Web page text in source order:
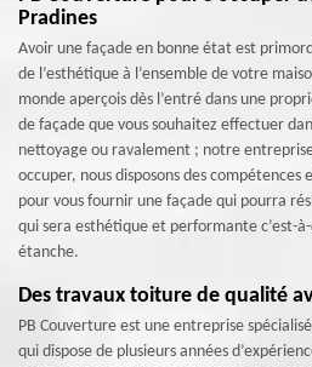
Pradines
Avoir une façade en bonne état est
de l’esthétique à l’ensemble de votre
monde aperçois dès l’entré dans une
de façade que vous souhaitez effectuer
nettoyage ou ravalement ; notre
occuper, nous disposons des compétences
pour vous fournir une façade qui pourra
qui sera esthétique et performante c’est-
étanche.
Des travaux toiture de qualité
PB Couverture est une entreprise
qui dispose de plusieurs années